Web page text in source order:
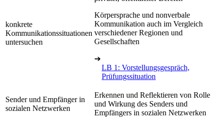
konkrete
Kommunikationssituationen
untersuchen
Körpersprache und nonverbale
Kommunikation auch im Vergleich
verschiedener Regionen und
Gesellschaften
➔
LB 1: Vorstellungsgespräch,
Prüfungssituation
Sender und Empfänger in
sozialen Netzwerken
Erkennen und Reflektieren von Rolle
und Wirkung des Senders und
Empfängers in sozialen Netzwerken